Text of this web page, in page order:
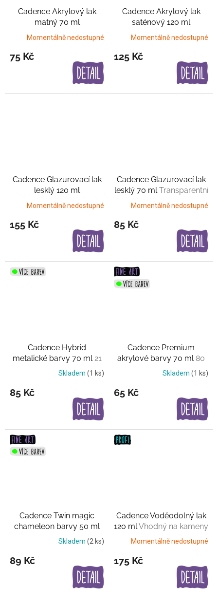
Cadence Akrylový lak
matný 70 ml
Transparentní lak
Momentálně nedostupné
75 Kč
Cadence Akrylový lak
saténový 120 ml
Momentálně nedostupné
125 Kč
Cadence Glazurovací lak
lesklý 120 ml
Transparentní lak
Momentálně nedostupné
155 Kč
Cadence Glazurovací lak
lesklý 70 mlTransparentní
lak
Momentálně nedostupné
85 Kč
Cadence Hybrid
metalické barvy 70 ml21
barevSkladem (1 ks)
85 Kč
Cadence Premium
akrylové barvy 70 ml 80
barevSkladem (1 ks)
65 Kč
Cadence Twin magic
chameleon barvy 50 ml
20 měňavých metalických
Skladem (2 ks)
89 Kč
Cadence Voděodolný lak
120 ml Vhodný na kameny
Momentálně nedostupné
175 Kč